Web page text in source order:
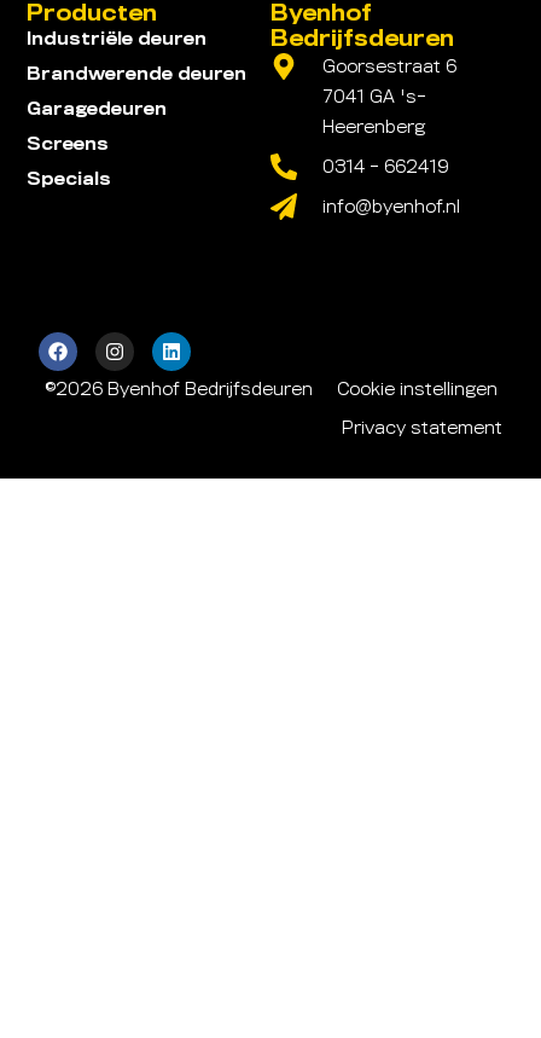
Byenhof
Bedrijfsdeuren
Goorsestraat 6
7041 GA 's-
Heerenberg
0314 - 662419
info@byenhof.nl
Producten
Industriële deuren
Brandwerende deuren
Garagedeuren
Screens
Specials
©2026 Byenhof Bedrijfsdeuren Cookie instellingen
Privacy statement